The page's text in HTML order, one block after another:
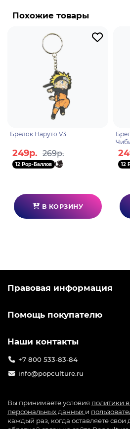
многим трудностям и
Конохагакуре, и после во
известен как Герой Скрытого
оказался одним из ключевых
Четвертой Мировой Войне
концов привело его к
когда он стал Седьмым Хокаге.
Похожие товары
Брелок Наруто V3
249р. 269р.
12 Pop-Баллов
В КОРЗИНУ
12
Правовая информация
Помощь покупателю
Наши контакты
+7 800 533-83-84
info@popculture.ru
Вы принимаете условия политики
персональных данных и
каждый раз, когда оставляете